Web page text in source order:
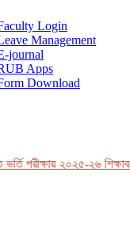
Login
Management
journal
Apps
Download
২০২৫-২৬